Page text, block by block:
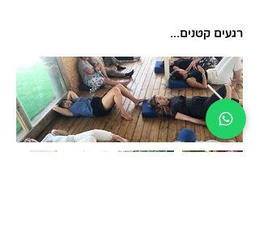
רגעים קטנים...